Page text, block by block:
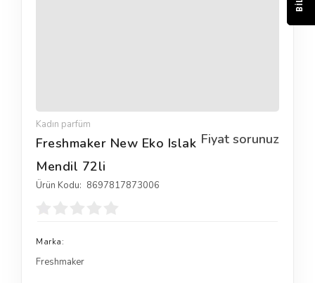
Kadın parfüm
Fiyat sorunuz
Freshmaker New Eko Islak
Mendil 72li
Ürün Kodu: 8697817873006
Marka:
Freshmaker